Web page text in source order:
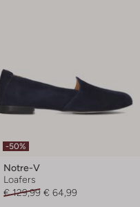
-50%
Notre-V
Loafers
€ 129,99 € 64,99